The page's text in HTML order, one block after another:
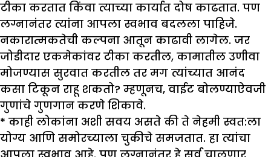
टीका करतात किंवा त्याच्या कार्यात दोष काढतात. पण
लग्नानंतर त्यांना आपला स्वभाव बदलला पाहिजे.
नकारात्मकतेची कल्पना आतून काढावी लागेल. जर
जोडीदार एकमेकांवर टीका करतील, कामातील उणीवा
मोजण्यास सुरवात करतील तर मग त्यांच्यात आनंद
कसा टिकून राहू शकतो? म्हणूनच, वाईट बोलण्याऐवजी
गुणांचे गुणगान करणे शिकावे.
* काही लोकांना अशी सवय असते की ते नेहमी स्वत:ला
योग्य आणि समोरच्याला चुकीचे समजतात. हा त्यांचा